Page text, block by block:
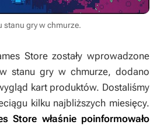
stanu gry w chmurze.
Store zostały wprowadzone
stanu gry w chmurze, dodano
kart produktów. Dostaliśmy
kilku najbliższych miesięcy.
Store właśnie poinformowało